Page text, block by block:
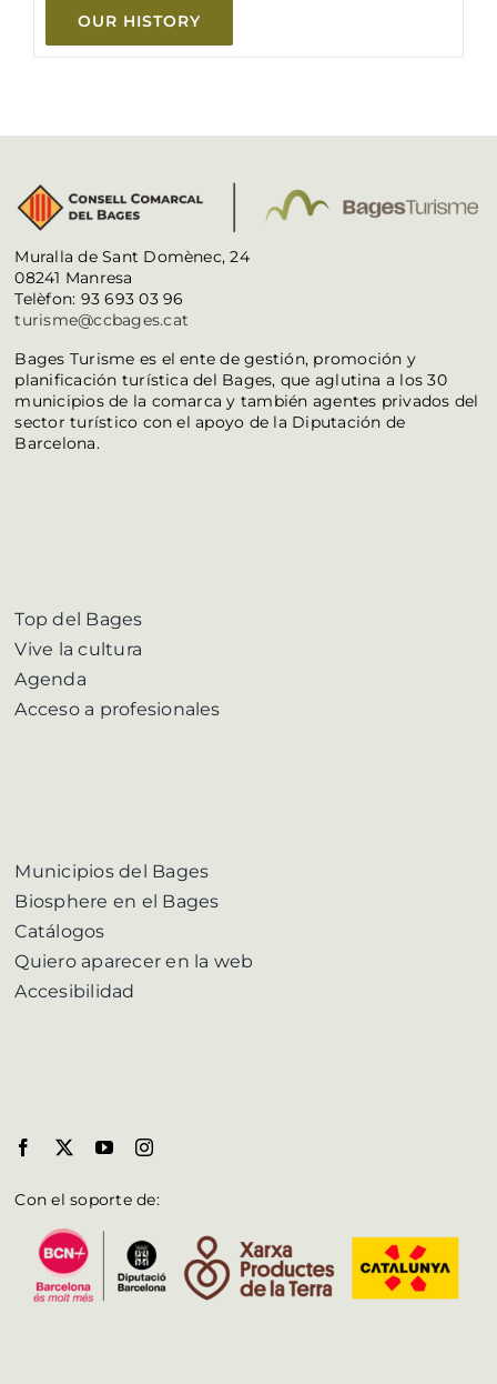
OUR HISTORY
Muralla de Sant Domènec, 24
08241 Manresa
Telèfon: 93 693 03 96
turisme@ccbages.cat
Bages Turisme es el ente de gestión, promoción y
planificación turística del Bages, que aglutina a los 30
municipios de la comarca y también agentes privados del
sector turístico con el apoyo de la Diputación de
Barcelona.
Top del Bages
Vive la cultura
Agenda
Acceso a profesionales
Municipios del Bages
Biosphere en el Bages
Catálogos
Quiero aparecer en la web
Accesibilidad
Con el soporte de: